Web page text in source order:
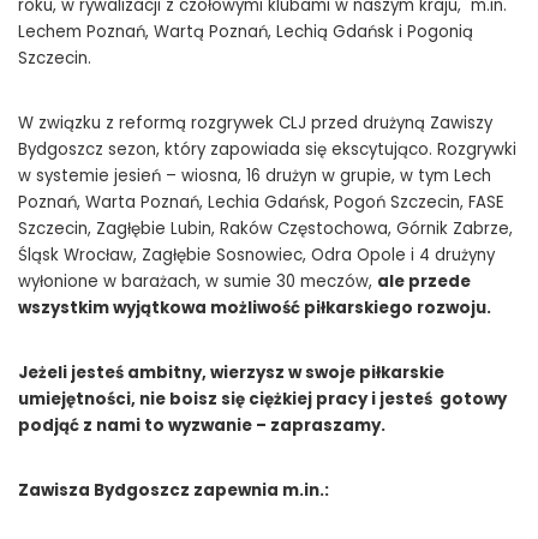
roku, w rywalizacji z czołowymi klubami w naszym kraju, m.in.
Lechem Poznań, Wartą Poznań, Lechią Gdańsk i Pogonią
Szczecin.
W związku z reformą rozgrywek CLJ przed drużyną Zawiszy
Bydgoszcz sezon, który zapowiada się ekscytująco. Rozgrywki
w systemie jesień – wiosna, 16 drużyn w grupie, w tym Lech
Poznań, Warta Poznań, Lechia Gdańsk, Pogoń Szczecin, FASE
Szczecin, Zagłębie Lubin, Raków Częstochowa, Górnik Zabrze,
Śląsk Wrocław, Zagłębie Sosnowiec, Odra Opole i 4 drużyny
wyłonione w barażach, w sumie 30 meczów, ale przede
wszystkim wyjątkowa możliwość piłkarskiego rozwoju.
Jeżeli jesteś ambitny, wierzysz w swoje piłkarskie
umiejętności, nie boisz się ciężkiej pracy i jesteś gotowy
podjąć z nami to wyzwanie – zapraszamy.
Zawisza Bydgoszcz zapewnia m.in.: